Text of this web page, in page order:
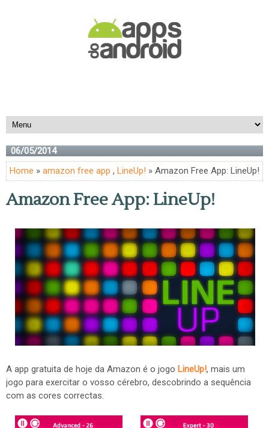
06/05/2014
Home » amazon free app , LineUp! » Amazon Free App: LineUp!
Amazon Free App: LineUp!
A app gratuita de hoje da Amazon é o jogo LineUp!, mais um
jogo para exercitar o vosso cérebro, descobrindo a sequência
com as cores correctas.